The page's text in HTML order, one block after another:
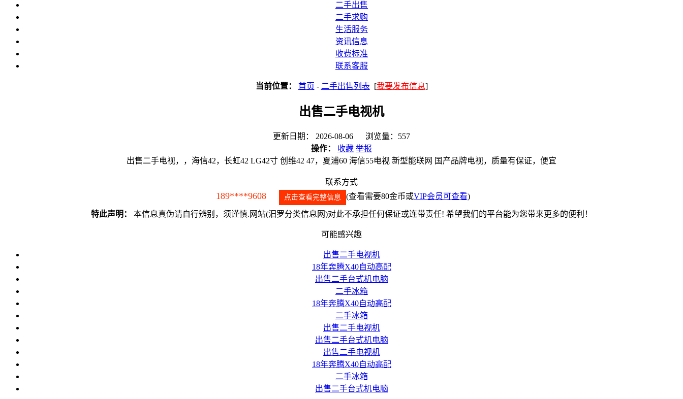
二手出售
二手求购
生活服务
资讯信息
收费标准
联系客服
当前位置： 首页 - 二手出售列表 [我要发布信息]
出售二手电视机
更新日期： 2026-08-06 浏览量：557
操作：
收藏 举报
出售二手电视，，海信42，长虹42 LG42寸 创维42 47，夏浦60 海信55电视 新型能联网 国产品牌电视，质量有保证，便宜
联系方式
189****9608 点击查看完整信息 (查看需要80金币或VIP会员可查看)
特此声明： 本信息真伪请自行辨别，须谨慎.网站(汨罗分类信息网)对此不承担任何保证或连带责任! 希望我们的平台能为您带来更多的便利！
可能感兴趣
出售二手电视机
18年奔腾X40自动高配
出售二手台式机电脑
二手冰箱
18年奔腾X40自动高配
二手冰箱
出售二手电视机
出售二手台式机电脑
出售二手电视机
18年奔腾X40自动高配
二手冰箱
出售二手台式机电脑